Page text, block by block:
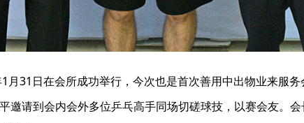
月31日在会所成功举行，今次也是首次善用中出物业来服
邀请到会内会外多位乒乓高手同场切磋球技，以赛会友。